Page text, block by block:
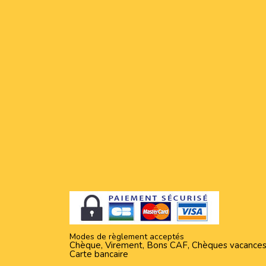
Modes de règlement acceptés
Chèque, Virement, Bons CAF, Chèques
Carte bancaire